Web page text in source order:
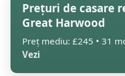
Prețuri de casare
Great Harwood
Preț mediu: £245 • 31
Vezi